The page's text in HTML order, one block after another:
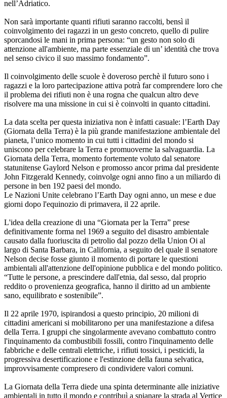
nell’Adriatico.
Non sarà importante quanti rifiuti saranno raccolti, bensì il
coinvolgimento dei ragazzi in un gesto concreto, quello di pulire
sporcandosi le mani in prima persona: “un gesto non solo di
attenzione all'ambiente, ma parte essenziale di un’ identità che trova
nel senso civico il suo massimo fondamento”.
Il coinvolgimento delle scuole è doveroso perchè il futuro sono i
ragazzi e la loro partecipazione attiva potrà far comprendere loro che
il problema dei rifiuti non è una rogna che qualcun altro deve
risolvere ma una missione in cui si è coinvolti in quanto cittadini.
La data scelta per questa iniziativa non è infatti casuale: l’Earth Day
(Giornata della Terra) è la più grande manifestazione ambientale del
pianeta, l’unico momento in cui tutti i cittadini del mondo si
uniscono per celebrare la Terra e promuoverne la salvaguardia. La
Giornata della Terra, momento fortemente voluto dal senatore
statunitense Gaylord Nelson e promosso ancor prima dal presidente
John Fitzgerald Kennedy, coinvolge ogni anno fino a un miliardo di
persone in ben 192 paesi del mondo.
Le Nazioni Unite celebrano l’Earth Day ogni anno, un mese e due
giorni dopo l'equinozio di primavera, il 22 aprile.
L'idea della creazione di una “Giornata per la Terra” prese
definitivamente forma nel 1969 a seguito del disastro ambientale
causato dalla fuoriuscita di petrolio dal pozzo della Union Oi al
largo di Santa Barbara, in California, a seguito del quale il senatore
Nelson decise fosse giunto il momento di portare le questioni
ambientali all'attenzione dell'opinione pubblica e del mondo politico.
“Tutte le persone, a prescindere dall'etnia, dal sesso, dal proprio
reddito o provenienza geografica, hanno il diritto ad un ambiente
sano, equilibrato e sostenibile”.
Il 22 aprile 1970, ispirandosi a questo principio, 20 milioni di
cittadini americani si mobilitarono per una manifestazione a difesa
della Terra. I gruppi che singolarmente avevano combattuto contro
l'inquinamento da combustibili fossili, contro l'inquinamento delle
fabbriche e delle centrali elettriche, i rifiuti tossici, i pesticidi, la
progressiva desertificazione e l'estinzione della fauna selvatica,
improvvisamente compresero di condividere valori comuni.
La Giornata della Terra diede una spinta determinante alle iniziative
ambientali in tutto il mondo e contribuì a spianare la strada al Vertice